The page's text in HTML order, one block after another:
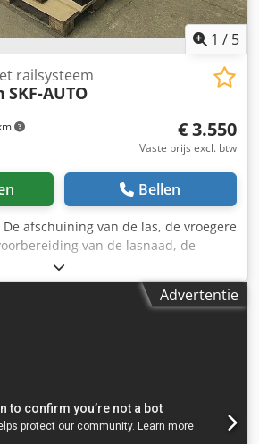
1 / 5
railsysteem
SKF-AUTO
€ 3.550
Vaste prijs excl. btw
Bellen
De afschuining van de las, de vroegere
van de lasnaad, de
de machine van de randfrees,
vormen -met: railsysteem
-12x lengte van de rails: 1210 mm -
mm -maximale materiaaldikte: 40
toevoerinrichting elektronisch
Advertentie